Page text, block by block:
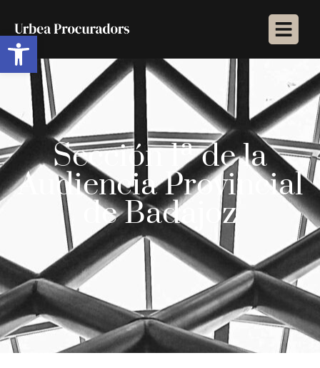
Abrir barra de herramientas
Sección 1ª de la
Audiencia Provincial
de Badajoz